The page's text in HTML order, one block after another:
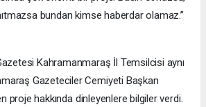
bundan kimse haberdar olamaz.”
Kahramanmaraş İl Temsilcisi aynı
Gazeteciler Cemiyeti Başkan
proje hakkında dinleyenlere bilgiler verdi.